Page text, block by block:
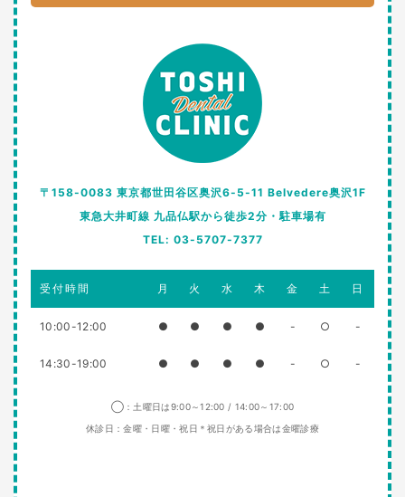
〒158-0083 東京都世田谷区奥沢6-5-11 Belvedere奥沢1F
東急大井町線 九品仏駅から徒歩2分・駐車場有
TEL: 03-5707-7377
受付時間 月 火 水 木 金 土 日
10:00-12:00 ● ● ● ● - ○ -
14:30-19:00 ● ● ● ● - ○ -
◯：土曜日は9:00～12:00 / 14:00～17:00
休診日：金曜・日曜・祝日＊祝日がある場合は金曜診療